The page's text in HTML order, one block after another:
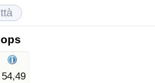
54,49(corrente)
Case (Corrente)
Vita